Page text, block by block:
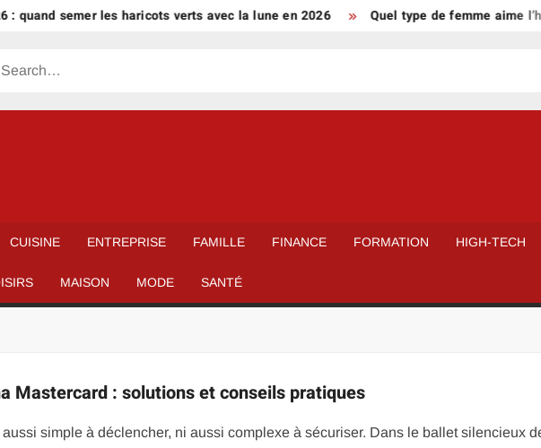
: quand semer les haricots verts avec la lune en 2026 Quel type de femme aime
CUISINE ENTREPRISE FAMILLE FINANCE FORMATION HIGH-TECH
MAISON MODE SANTÉ
Mastercard : solutions et conseils pratiques
aussi simple à déclencher, ni aussi complexe à sécuriser. Dans le ballet silencieux